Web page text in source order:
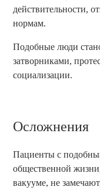
действительности,
нормам.
Подобные люди
затворниками,
социализации.
Осложнения
Пациенты с
общественной
вакууме, не